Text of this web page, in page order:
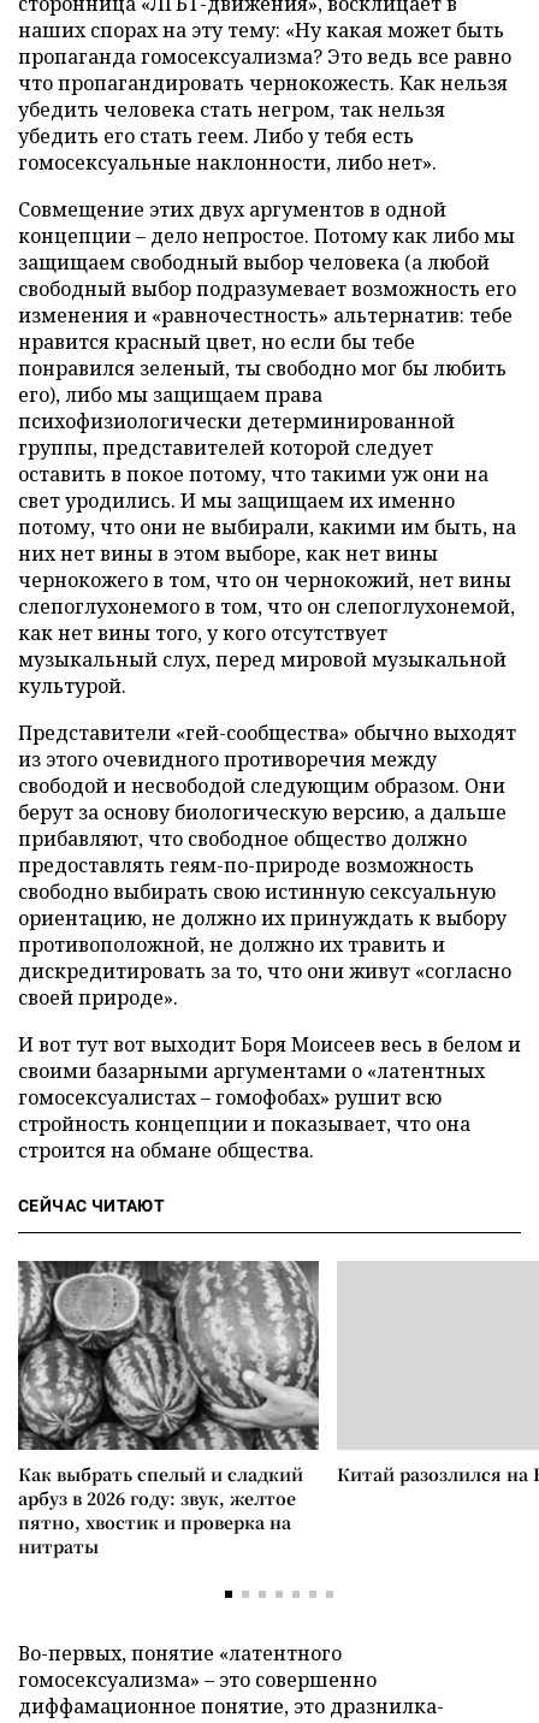
наших спорах на эту тему: «Ну какая может быть
пропаганда гомосексуализма? Это ведь все равно
что пропагандировать чернокожесть. Как нельзя
убедить человека стать негром, так нельзя
убедить его стать геем. Либо у тебя есть
гомосексуальные наклонности, либо нет».
Совмещение этих двух аргументов в одной
концепции – дело непростое. Потому как либо мы
защищаем свободный выбор человека (а любой
свободный выбор подразумевает возможность его
изменения и «равночестность» альтернатив: тебе
нравится красный цвет, но если бы тебе
понравился зеленый, ты свободно мог бы любить
его), либо мы защищаем права
психофизиологически детерминированной
группы, представителей которой следует
оставить в покое потому, что такими уж они на
свет уродились. И мы защищаем их именно
потому, что они не выбирали, какими им быть, на
них нет вины в этом выборе, как нет вины
чернокожего в том, что он чернокожий, нет вины
слепоглухонемого в том, что он слепоглухонемой,
как нет вины того, у кого отсутствует
музыкальный слух, перед мировой музыкальной
культурой.
Представители «гей-сообщества» обычно выходят
из этого очевидного противоречия между
свободой и несвободой следующим образом. Они
берут за основу биологическую версию, а дальше
прибавляют, что свободное общество должно
предоставлять геям-по-природе возможность
свободно выбирать свою истинную сексуальную
ориентацию, не должно их принуждать к выбору
противоположной, не должно их травить и
дискредитировать за то, что они живут «согласно
своей природе».
И вот тут вот выходит Боря Моисеев весь в белом и
своими базарными аргументами о «латентных
гомосексуалистах – гомофобах» рушит всю
стройность концепции и показывает, что она
строится на обмане общества.
СЕЙЧАС ЧИТАЮТ
Как выбрать спелый и сладкий
арбуз в 2026 году: звук, желтое
пятно, хвостик и проверка на
нитраты
Китай разозлился на
Во-первых, понятие «латентного
гомосексуализма» – это совершенно
диффамационное понятие, это дразнилка-